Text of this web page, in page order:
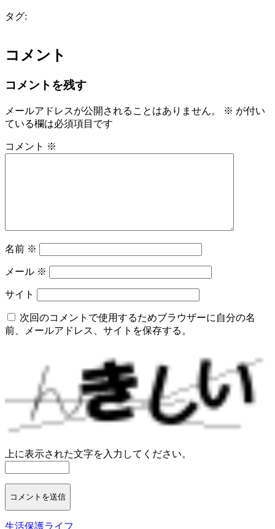
タグ:
コメント
コメントを残す
メールアドレスが公開されることはありません。 ※ が付い
ている欄は必須項目です
コメント ※
名前 ※
メール ※
サイト
次回のコメントで使用するためブラウザーに自分の名
前、メールアドレス、サイトを保存する。
上に表示された文字を入力してください。
生活保護ライフ